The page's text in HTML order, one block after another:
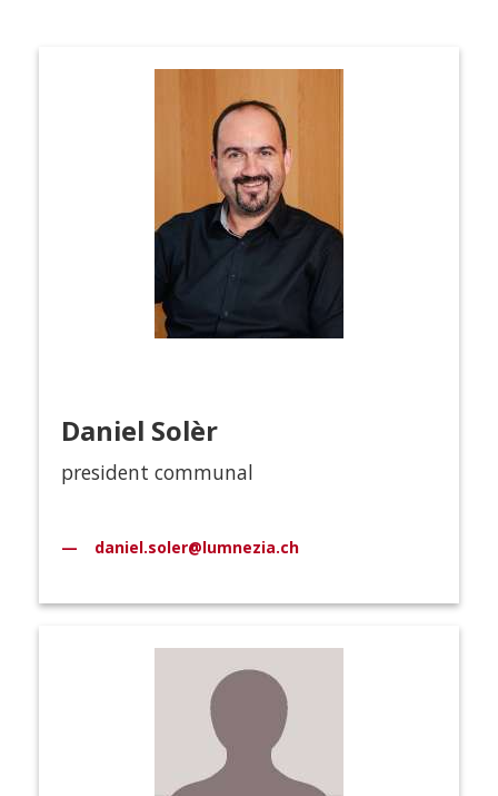
Daniel Solèr
president communal
daniel.soler@lumnezia.ch